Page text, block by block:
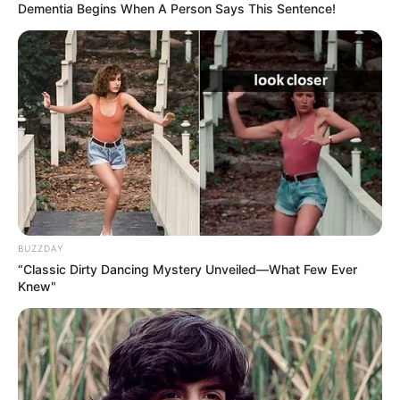
Dementia Begins When A Person Says This Sentence!
BUZZDAY
“Classic Dirty Dancing Mystery Unveiled—What Few Ever
Knew"